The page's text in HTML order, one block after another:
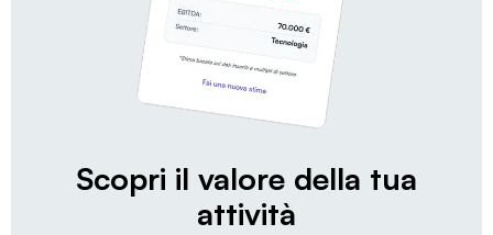
Scopri il valore della tua
attività